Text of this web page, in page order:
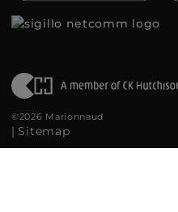
©2026 Marionnaud
| Sitemap